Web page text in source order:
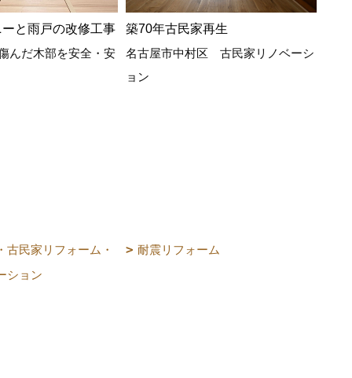
と雨戸の改修工事
んだ木部を安全・安
築70年古民家再生
名古屋市中村区 古民家リノベーシ
ョン
古民家リフォーム・
ション
耐震リフォーム